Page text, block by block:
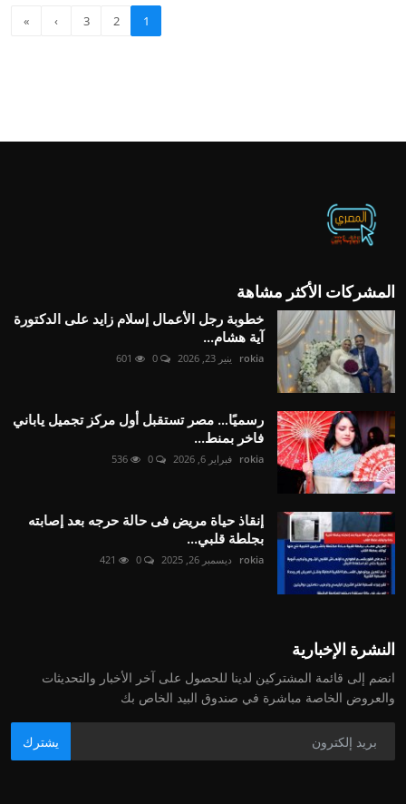
1
2
3
›
»
المشركات الأكثر مشاهة
خطوبة رجل الأعمال إسلام زايد على الدكتورة
آية هشام...
rokia ينير 23, 2026
رسميًا… مصر تستقبل أول مركز تجميل ياباني
فاخر بمنط...
rokia فبراير 6, 2026
إنقاذ حياة مريض فى حالة حرجه بعد إصابته
بجلطة قلبي...
rokia ديسمبر 26, 2025
النشرة الإخبارية
انضم إلى قائمة المشتركين لدينا للحصول على آخر الأخبار والتحديثات
والعروض الخاصة مباشرة في صندوق البيد الخاص بك
يشترك